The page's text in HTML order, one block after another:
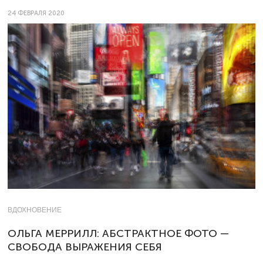
24 ФЕВРАЛЯ 2020
ВДОХНОВЕНИЕ
ОЛЬГА МЕРРИЛЛ: АБСТРАКТНОЕ ФОТО —
СВОБОДА ВЫРАЖЕНИЯ СЕБЯ